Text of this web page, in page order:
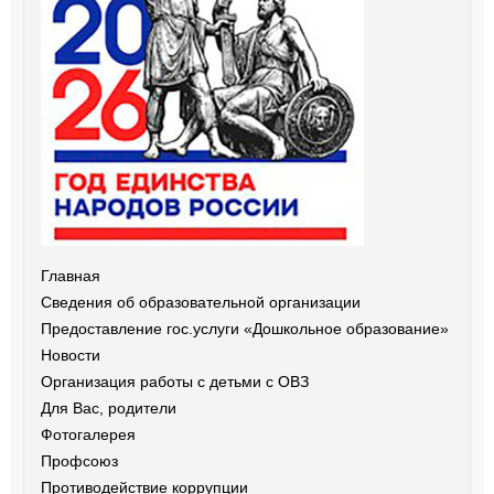
Главная
Сведения об образовательной организации
Предоставление гос.услуги «Дошкольное образование»
Новости
Организация работы с детьми с ОВЗ
Для Вас, родители
Фотогалерея
Профсоюз
Противодействие коррупции